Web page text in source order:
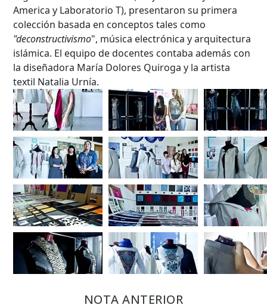
America y Laboratorio T), presentaron su primera
colección basada en conceptos tales como
"deconstructivismo", música electrónica y arquitectura
islámica. El equipo de docentes contaba además con
la diseñadora María Dolores Quiroga y la artista
textil Natalia Urnía.
NOTA ANTERIOR